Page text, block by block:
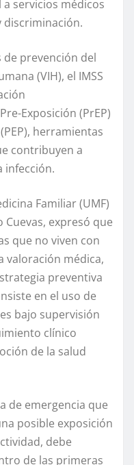
servicios médicos
discriminación.
de prevención del
(VIH), el IMSS
Exposición (PrEP)
herramientas
contribuyen a
infección.
Familiar (UMF)
expresó que
que no viven con
valoración médica,
preventiva
en el uso de
bajo supervisión
clínico
de la salud
de emergencia que
posible exposición
debe
de las primeras